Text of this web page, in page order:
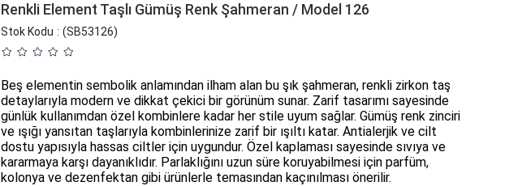
Renkli Element Taşlı Gümüş Renk Şahmeran / Model 126
Stok Kodu (SB53126)
Beş elementin sembolik anlamından ilham alan bu şık şahmeran, renkli zirkon taş
detaylarıyla modern ve dikkat çekici bir görünüm sunar. Zarif tasarımı sayesinde
günlük kullanımdan özel kombinlere kadar her stile uyum sağlar. Gümüş renk zinciri
ve ışığı yansıtan taşlarıyla kombinlerinize zarif bir ışıltı katar. Antialerjik ve cilt
dostu yapısıyla hassas ciltler için uygundur. Özel kaplaması sayesinde sıvıya ve
kararmaya karşı dayanıklıdır. Parlaklığını uzun süre koruyabilmesi için parfüm,
kolonya ve dezenfektan gibi ürünlerle temasından kaçınılması önerilir.